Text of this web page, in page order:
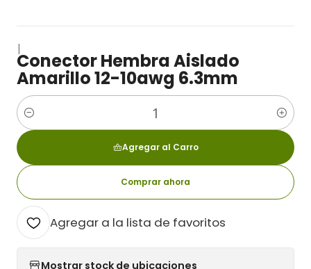
|
Conector Hembra Aislado
Amarillo 12-10awg 6.3mm
Cantidad
Agregar al Carro
Comprar ahora
Agregar a la lista de favoritos
Mostrar stock de ubicaciones